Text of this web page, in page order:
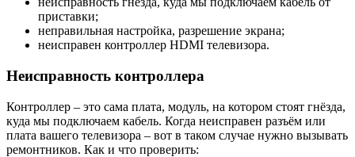
приставки;
неправильная настройка, разрешение экрана;
неисправен контроллер HDMI телевизора.
Неисправность контроллера
Контроллер – это сама плата, модуль, на котором стоят гнёзда,
куда мы подключаем кабель. Когда неисправен разъём или
плата вашего телевизора – вот в таком случае нужно вызывать
ремонтников. Как и что проверить: